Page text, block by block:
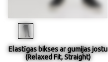
Elastīgas bikses ar gumijas jostu
(Relaxed Fit, Straight)